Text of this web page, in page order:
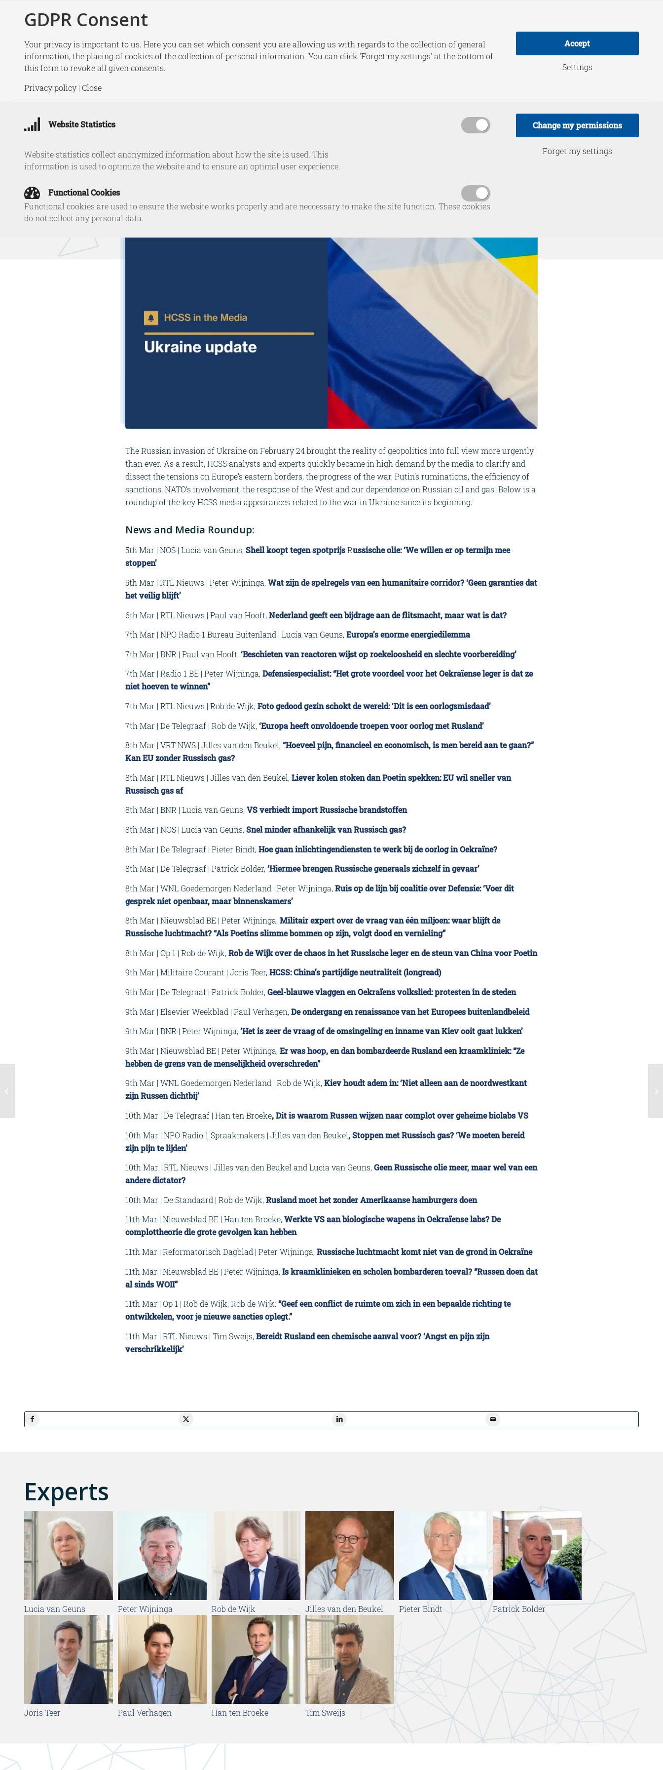
The Russian invasion of Ukraine on February 24 brought the reality of geopolitics into full view more urgently
than ever. As a result, HCSS analysts and experts quickly became in high demand by the media to clarify and
dissect the tensions on Europe’s eastern borders, the progress of the war, Putin’s ruminations, the efficiency of
sanctions, NATO’s involvement, the response of the West and our dependence on Russian oil and gas. Below is a
roundup of the key HCSS media appearances related to the war in Ukraine since its beginning.
News and Media Roundup:
5th Mar | NOS | Lucia van Geuns,Shell koopt tegen spotprijsRussische olie: ‘We willen er op termijn mee
stoppen’
5th Mar | RTL Nieuws | Peter Wijninga,Wat zijn de spelregels van een humanitaire corridor? ‘Geen garanties dat
het veilig blijft’
6th Mar | RTL Nieuws | Paul van Hooft,Nederland geeft een bijdrage aan de flitsmacht, maar wat is dat?
7th Mar | NPO Radio 1 Bureau Buitenland | Lucia van Geuns,Europa’s enorme energiedilemma
7th Mar | BNR | Paul van Hooft,‘Beschieten van reactoren wijst op roekeloosheid en slechte voorbereiding’
7th Mar | Radio 1 BE | Peter Wijninga,Defensiespecialist: “Het grote voordeel voor het Oekraïense leger is dat ze
niet hoeven te winnen”
7th Mar | RTL Nieuws | Rob de Wijk,Foto gedood gezin schokt de wereld: ‘Dit is een oorlogsmisdaad’
7th Mar | De Telegraaf | Rob de Wijk,‘Europa heeft onvoldoende troepen voor oorlog met Rusland’
8th Mar | VRT NWS | Jilles van den Beukel,“Hoeveel pijn,financieel en economisch, is men bereid aante gaan?”
Kan EU zonder Russisch gas?
8th Mar | RTL Nieuws | Jilles van den Beukel,Liever kolen stoken dan Poetin spekken: EU wil sneller van
Russisch gas af
8th Mar | BNR | Lucia van Geuns,VS verbiedt import Russische brandstoffen
8th Mar | NOS | Lucia van Geuns,Snel minder afhankelijk van Russisch gas?
8th Mar | De Telegraaf | Pieter Bindt,Hoe gaan inlichtingendiensten te werk bij de oorlog in Oekraïne?
8th Mar | De Telegraaf | Patrick Bolder,‘Hiermee brengen Russische generaals zichzelf in gevaar’
8th Mar | WNL Goedemorgen Nederland | Peter Wijninga,Ruis op de lijn bij coalitie over Defensie: ‘Voer dit
gesprek niet openbaar, maar binnenskamers’
8th Mar | Nieuwsblad BE | Peter Wijninga,Militair expert over de vraag van één miljoen: waar blijft de
Russische luchtmacht? “Als Poetins slimme bommen op zijn, volgt dood en vernieling”
8th Mar | Op 1 | Rob de Wijk,Rob de Wijk over de chaos in het Russische leger en de steun van China voor Poetin
9th Mar | Militaire Courant | Joris Teer,HCSS: China’s partijdige neutraliteit (longread)
9th Mar | De Telegraaf | Patrick Bolder,Geel-blauwe vlaggen en Oekraïens volkslied: protesten in de steden
9th Mar | Elsevier Weekblad | Paul Verhagen,De ondergang en renaissance van het Europees buitenlandbeleid
9th Mar | BNR | Peter Wijninga,‘Het is zeer de vraag of de omsingeling en inname van Kiev ooit gaat lukken’
9th Mar | Nieuwsblad BE | Peter Wijninga,Er was hoop, en dan bombardeerde Rusland een kraamkliniek: “Ze
hebben de grens van de menselijkheid overschreden”
9th Mar | WNL Goedemorgen Nederland | Rob de Wijk,Kiev houdt adem in: ‘Niet alleen aan de noordwestkant
zijn Russen dichtbij’
10th Mar | De Telegraaf | Han ten Broeke,Dit is waarom Russen wijzen naar complot over geheime biolabs VS
10th Mar | NPO Radio 1 Spraakmakers | Jilles van den Beukel,Stoppen met Russisch gas? ‘We moeten bereid
zijn pijn te lijden’
10th Mar | RTL Nieuws | Jilles van den Beukel and Lucia van Geuns,Geen Russische olie meer, maar wel van een
andere dictator?
10th Mar | De Standaard | Rob de Wijk,Rusland moet het zonder Amerikaanse hamburgers doen
11th Mar | Nieuwsblad BE | Han ten Broeke,Werkte VS aan biologische wapens in Oekraïense labs? De
complottheorie die grote gevolgen kan hebben
11th Mar | Reformatorisch Dagblad | Peter Wijninga,Russische luchtmacht komt niet van de grond in Oekraïne
11th Mar | Nieuwsblad BE | Peter Wijninga,Is kraamklinieken en scholen bombarderen toeval? “Russen doen dat
al sinds WOII”
11th Mar | Op 1 | Rob de Wijk,Rob de Wijk: “Geef een conflict de ruimte om zich in een bepaalde richting te
ontwikkelen, voor je nieuwe sancties oplegt.”
11th Mar | RTL Nieuws | Tim Sweijs,Bereidt Rusland een chemische aanval voor? ‘Angst en pijn zijn
verschrikkelijk’
Experts
Lucia van Geuns Peter Wijninga Rob de Wijk Jilles van den Beukel Pieter Bindt Patrick Bolder
Joris Teer Paul Verhagen Han ten Broeke Tim Sweijs
GDPR Consent
Your privacy is important to us. Here you can set which consent you are allowing us with regards to the collection of general
information, the placing of cookies of the collection of personal information. You can click 'Forget my settings' at the bottom of
this form to revoke all given consents.
Privacy policy | Close
Accept
Settings
Website Statistics
Website statistics collect anonymized information about how the site is used. This
information is used to optimize the website and to ensure an optimal user experience.
Functional Cookies
Functional cookies are used to ensure the website works properly and are neccessary to make the site function. These cookies
do not collect any personal data.
Change my permissions
Forget my settings